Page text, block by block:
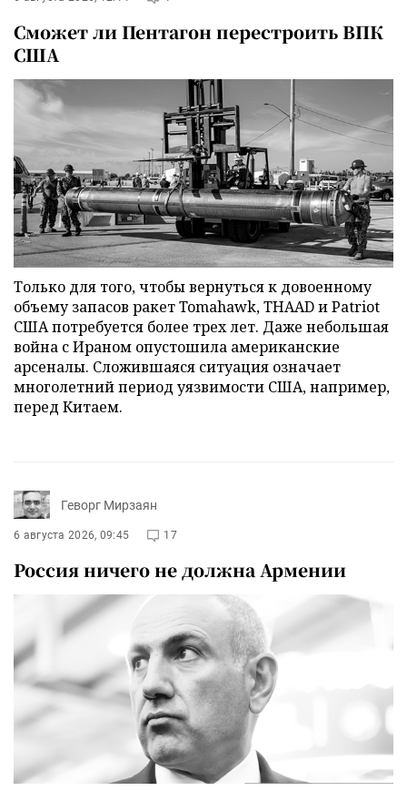
Сможет ли Пентагон перестроить ВПК
США
Только для того, чтобы вернуться к довоенному
объему запасов ракет Tomahawk, THAAD и Patriot
США потребуется более трех лет. Даже небольшая
война с Ираном опустошила американские
арсеналы. Сложившаяся ситуация означает
многолетний период уязвимости США, например,
перед Китаем.
Геворг Мирзаян
6 августа 2026, 09:45 17
Россия ничего не должна Армении